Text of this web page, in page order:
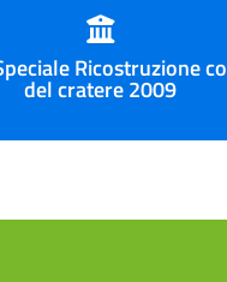
Ricostruzione
del cratere 2009